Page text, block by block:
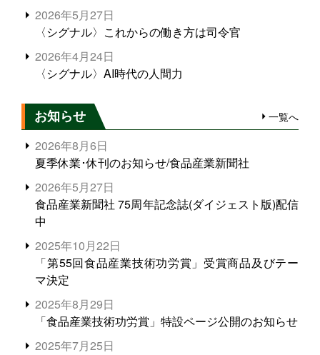
2026年5月27日
〈シグナル〉これからの働き方は司令官
2026年4月24日
〈シグナル〉AI時代の人間力
お知らせ 一覧へ
2026年8月6日
夏季休業･休刊のお知らせ/食品産業新聞社
2026年5月27日
食品産業新聞社 75周年記念誌(ダイジェスト版)配信
中
2025年10月22日
「第55回食品産業技術功労賞」受賞商品及びテー
マ決定
2025年8月29日
「食品産業技術功労賞」特設ページ公開のお知らせ
2025年7月25日